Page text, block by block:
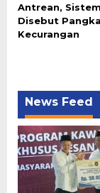
Antrean,
Disebut
Kecurangan
News Feed